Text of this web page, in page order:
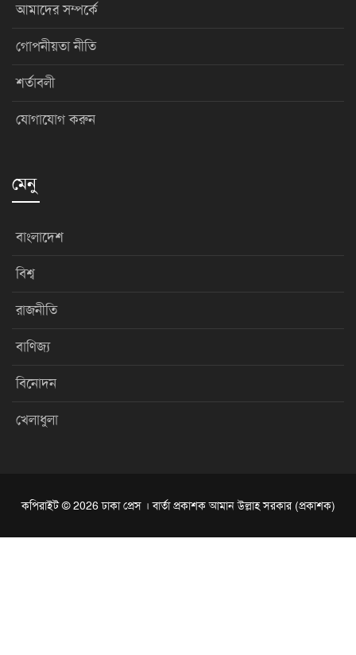
আমাদের সম্পর্কে
গোপনীয়তা নীতি
শর্তাবলী
যোগাযোগ করুন
মেনু
বাংলাদেশ
বিশ্ব
রাজনীতি
বাণিজ্য
বিনোদন
খেলাধুলা
কপিরাইট © 2026 ঢাকা প্রেস । বার্তা প্রকাশক আমান উল্লাহ সরকার (প্রকাশক)